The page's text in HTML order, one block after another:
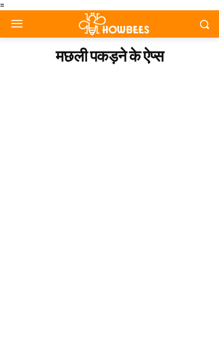
=
मछली पकड़ने के ऐप्स